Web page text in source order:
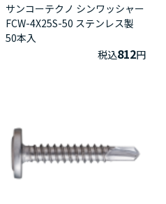
サンコーテクノ シンワッシャー
FCW-4X25S-50 ステンレス製
50本入
税込812円